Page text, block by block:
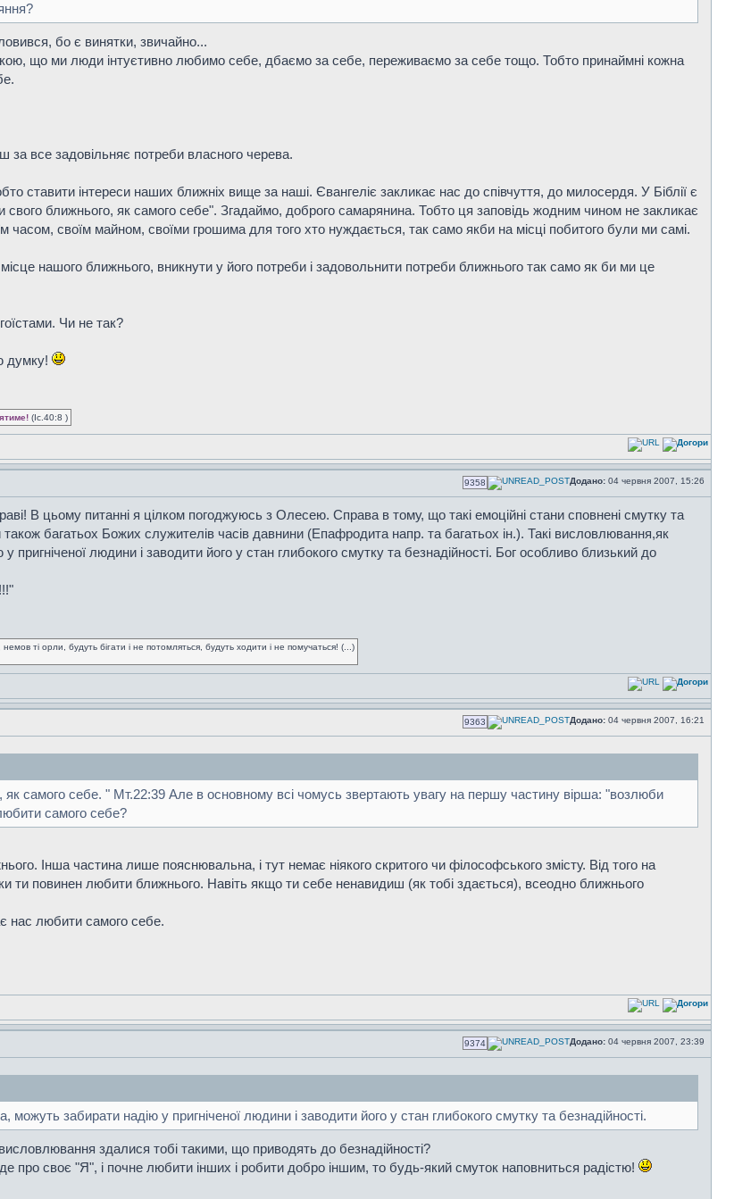
бо є винятки, звичайно...
що ми люди інтуєтивно любимо себе, дбаємо за себе, переживаємо за себе тощо. Тобто принаймні кожна
все задовільняє потреби власного черева.
ставити інтереси наших ближніх вище за наші. Євангеліє закликає нас до співчуття, до милосердя. У Біблії є
свого ближнього, як самого себе". Згадаймо, доброго самарянина. Тобто ця заповідь жодним чином не закликає
часом, своїм майном, своїми грошима для того хто нуждається, так само якби на місці побитого були ми самі.
нашого ближнього, вникнути у його потреби і задовольнити потреби ближнього так само як би ми це
Чи не так?
думку!
(Іс.40:8 )
9358 Додано: 04 червня 2007, 15:26
В цьому питанні я цілком погоджуюсь з Олесею. Справа в тому, що такі емоційні стани сповнені смутку та
також багатьох Божих служителів часів давнини (Епафродита напр. та багатьох ін.). Такі висловлювання,як
людини і заводити його у стан глибокого смутку та безнадійності. Бог особливо близький до
ті орли, будуть бігати і не потомляться, будуть ходити і не помучаться! (...)
9363 Додано: 04 червня 2007, 16:21
як самого себе. " Мт.22:39 Але в основному всі чомусь звертають увагу на першу частину вірша: "возлюби
самого себе?
Інша частина лише пояснювальна, і тут немає ніякого скритого чи філософського змісту. Від того на
ти повинен любити ближнього. Навіть якщо ти себе ненавидиш (як тобі здається), всеодно ближнього
нас любити самого себе.
9374 Додано: 04 червня 2007, 23:39
забирати надію у пригніченої людини і заводити його у стан глибокого смутку та безнадійності.
здалися тобі такими, що приводять до безнадійності?
про своє "Я", і почне любити інших і робити добро іншим, то будь-який смуток наповниться радістю!